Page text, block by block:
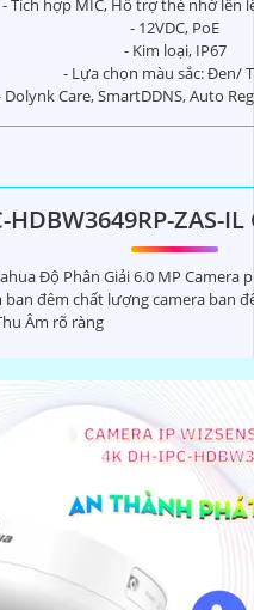
- Tích hợp MIC, Hỗ trợ thẻ nhớ lên
- 12VDC, PoE
- Kim loại, IP67
- Lựa chọn màu sắc: Đen/
Dolynk Care, SmartDDNS, Auto
HDBW3649RP-ZAS-IL
Độ Phân Giải 6.0 MP
đêm chất lượng camera ban
Âm rõ ràng